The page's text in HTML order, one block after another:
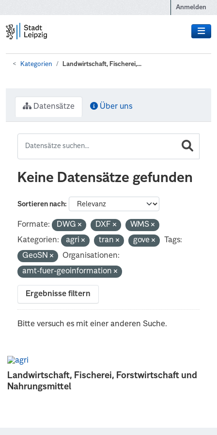
Anmelden
Kategorien Landwirtschaft, Fischerei,...
Landwirtschaft, Fischerei, Forstwirtschaft und
Nahrungsmittel
Datensätze Über uns
Keine Datensätze gefunden
Sortieren nach
Formate: DWG DXF
WMS
Kategorien:
agri tran gove
Tags:
GeoSN
Organisationen:
amt-fuer-geoinformation
Ergebnisse filtern
Bitte versuch es mit einer anderen Suche.